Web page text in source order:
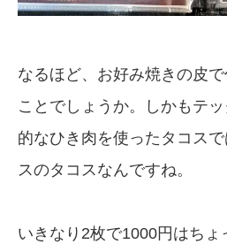
なるほど、お好み焼きの皮
ことでしょうか。しかもテ
的なひき肉を使ったタコス
スのタコスなんですね。
いきなり2枚で1000円はちょ